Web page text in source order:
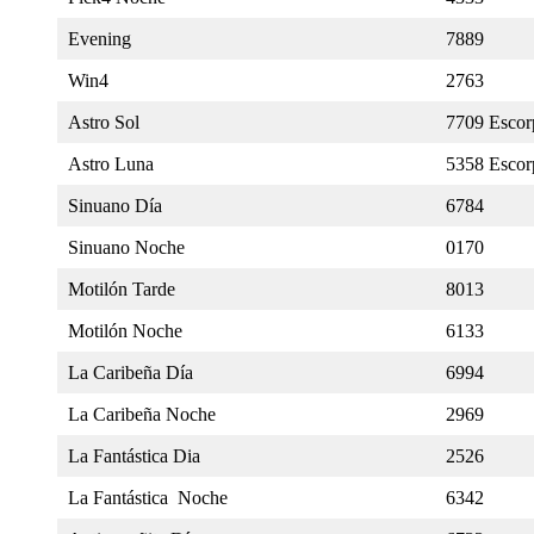
Evening 7889
Win4 2763
Astro Sol 7709
Astro Luna 5358
Sinuano Día 6784
Sinuano Noche 0170
Motilón Tarde 8013
Motilón Noche 6133
La Caribeña Día 6994
La Caribeña Noche 2969
La Fantástica Dia 2526
La Fantástica Noche 6342